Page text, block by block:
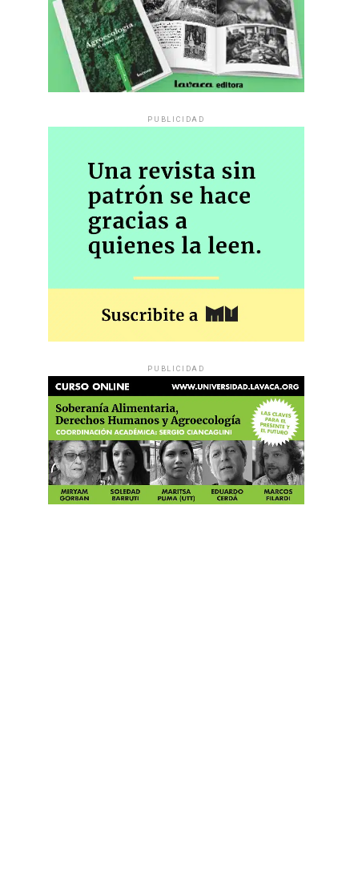
PUBLICIDAD
PUBLICIDAD